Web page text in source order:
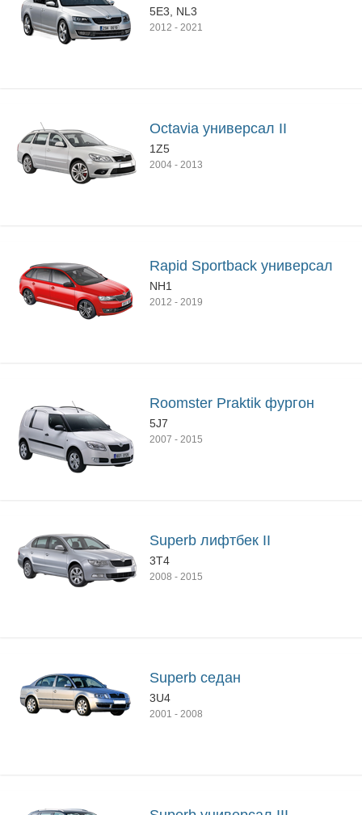
5E3, NL3
2012 - 2021
Octavia универсал II
1Z5
2004 - 2013
Rapid Sportback универсал
NH1
2012 - 2019
Roomster Praktik фургон
5J7
2007 - 2015
Superb лифтбек II
3T4
2008 - 2015
Superb седан
3U4
2001 - 2008